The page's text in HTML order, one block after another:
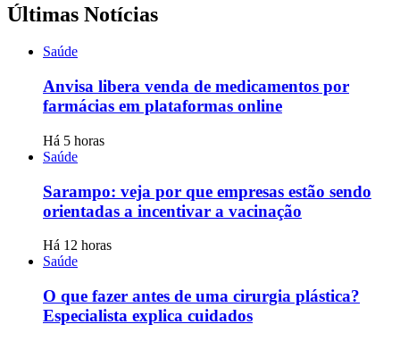
Últimas Notícias
Saúde
Anvisa libera venda de medicamentos por
farmácias em plataformas online
Há 5 horas
Saúde
Sarampo: veja por que empresas estão sendo
orientadas a incentivar a vacinação
Há 12 horas
Saúde
O que fazer antes de uma cirurgia plástica?
Especialista explica cuidados